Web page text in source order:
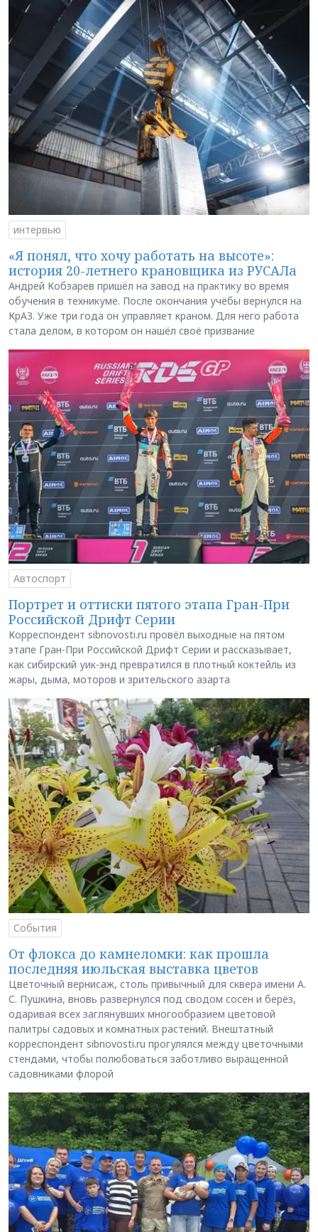
интервью
«Я понял, что хочу работать на высоте»:
история 20-летнего крановщика из РУСАЛа
Андрей Кобзарев пришёл на завод на практику во время
обучения в техникуме. После окончания учёбы вернулся на
КрАЗ. Уже три года он управляет краном. Для него работа
стала делом, в котором он нашёл своё призвание
Автоспорт
Портрет и оттиски пятого этапа Гран-При
Российской Дрифт Серии
Корреспондент sibnovosti.ru провёл выходные на пятом
этапе Гран-При Российской Дрифт Серии и рассказывает,
как сибирский уик-энд превратился в плотный коктейль из
жары, дыма, моторов и зрительского азарта
События
От флокса до камнеломки: как прошла
последняя июльская выставка цветов
Цветочный вернисаж, столь привычный для сквера имени А.
С. Пушкина, вновь развернулся под сводом сосен и берёз,
одаривая всех заглянувших многообразием цветовой
палитры садовых и комнатных растений. Внештатный
корреспондент sibnovosti.ru прогулялся между цветочными
стендами, чтобы полюбоваться заботливо выращенной
садовниками флорой